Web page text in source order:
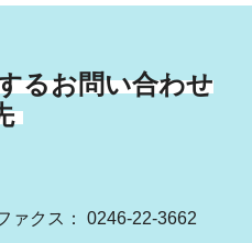
るお問い合わせ
ァクス： 0246-22-3662